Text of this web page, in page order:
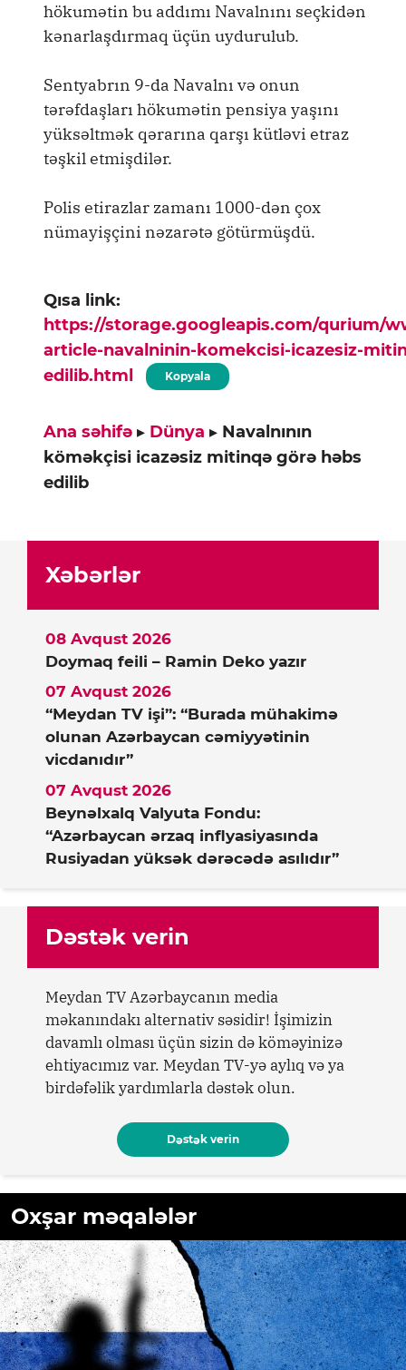
hökumətin bu addımı Navalnını seçkidən
kənarlaşdırmaq üçün uydurulub.
Sentyabrın 9-da Navalnı və onun
tərəfdaşları hökumətin pensiya yaşını
yüksəltmək qərarına qarşı kütləvi etraz
təşkil etmişdilər.
Polis etirazlar zamanı 1000-dən çox
nümayişçini nəzarətə götürmüşdü.
Qısa link:
https://storage.googleapis.com/qurium/
article-navalninin-komekcisi-icazesiz-
edilib.html
Kopyala
Ana səhifə ▸ Dünya ▸ Navalnının
köməkçisi icazəsiz mitinqə görə həbs
edilib
Xəbərlər
Doymaq feili – Ramin Deko yazır
08 Avqust 2026
“Meydan TV işi”: “Burada mühakimə
olunan Azərbaycan cəmiyyətinin
vicdanıdır”
07 Avqust 2026
Beynəlxalq Valyuta Fondu:
“Azərbaycan ərzaq inflyasiyasında
Rusiyadan yüksək dərəcədə asılıdır”
07 Avqust 2026
Dəstək verin
Meydan TV Azərbaycanın media
məkanındakı alternativ səsidir! İşimizin
davamlı olması üçün sizin də köməyinizə
ehtiyacımız var. Meydan TV-yə aylıq və ya
birdəfəlik yardımlarla dəstək olun.
Dəstək verin
Oxşar məqalələr